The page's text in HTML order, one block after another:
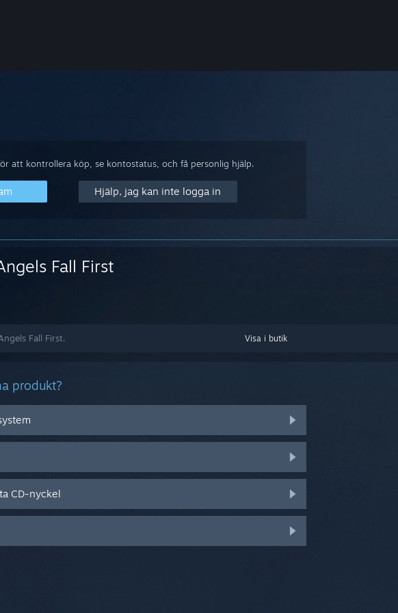
att kontrollera köp, se kontostatus, och få personlig hjälp.
Hjälp, jag kan inte logga in
Fall First
Visa i butik
Fall First.
produkt?
CD-nyckel